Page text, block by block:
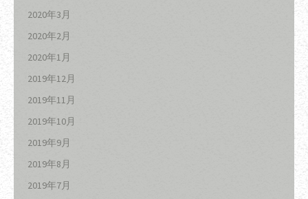
2020年3月
2020年2月
2020年1月
2019年12月
2019年11月
2019年10月
2019年9月
2019年8月
2019年7月